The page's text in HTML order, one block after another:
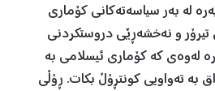
له بەر سیاسەتەکانی کۆماری
و نەخشەڕێی دروستکردنی
لەوەی که کۆماری ئیسلامی به
بە تەواویی کونتڕۆڵ بکات. ڕۆڵی